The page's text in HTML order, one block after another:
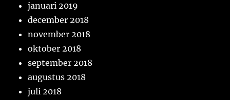
januari 2019
december 2018
november 2018
oktober 2018
september 2018
augustus 2018
juli 2018